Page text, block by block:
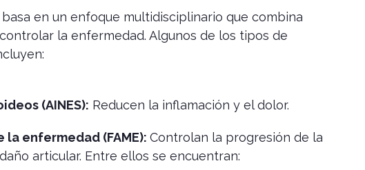
en un enfoque multidisciplinario que combina
la enfermedad. Algunos de los tipos de
(AINES): Reducen la inflamación y el dolor.
enfermedad (FAME): Controlan la progresión de la
articular. Entre ellos se encuentran: